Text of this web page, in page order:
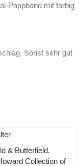
Pappband mit farbig
Sonst sehr gut
& Butterfield.
Collection of